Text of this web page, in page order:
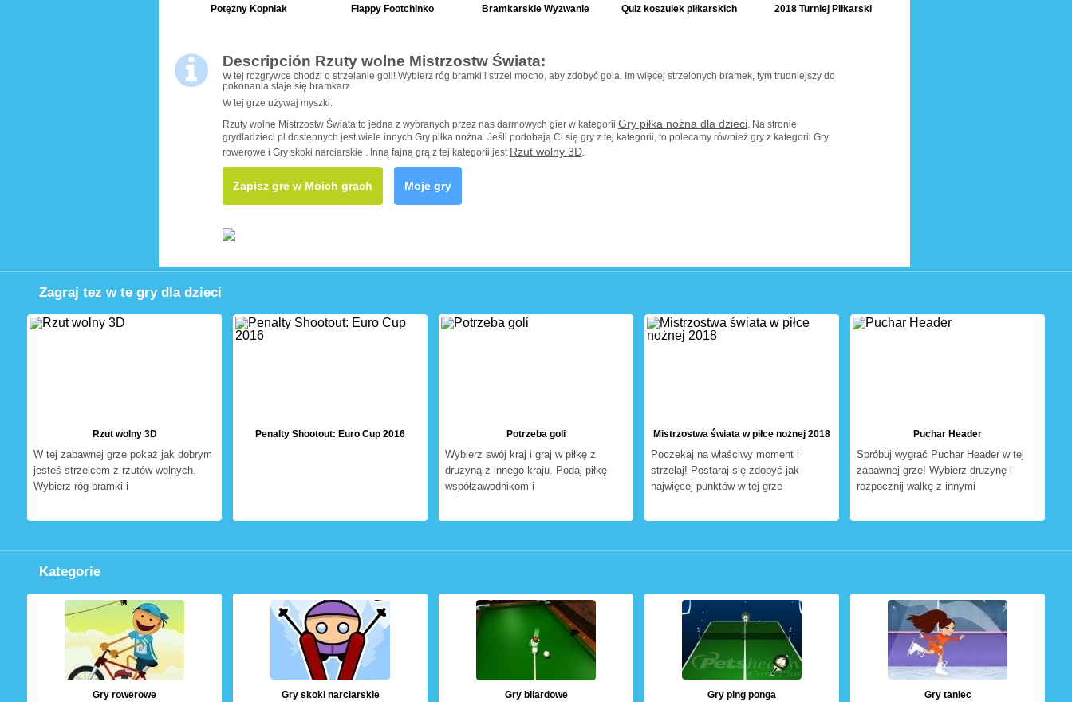
Potężny Kopniak Flappy Footchinko Bramkarskie Wyzwanie Quiz koszulek piłkarskich 2018 Turniej Piłkarski
Descripción Rzuty wolne Mistrzostw Świata:
W tej rozgrywce chodzi o strzelanie goli! Wybierz róg bramki i strzel mocno, aby zdobyć gola. Im więcej strzelonych bramek, tym trudniejszy do
pokonania staje się bramkarz.
W tej grze używaj myszki.
Rzuty wolne Mistrzostw Świata to jedna z wybranych przez nas darmowych gier w kategorii Gry piłka nożna dla dzieci. Na stronie
grydladzieci.pl dostępnych jest wiele innych Gry piłka nożna. Jeśli podobają Ci się gry z tej kategorii, to polecamy również gry z kategorii Gry
rowerowe i Gry skoki narciarskie . Inną fajną grą z tej kategorii jest Rzut wolny 3D.
Zapisz gre w Moich grach Moje gry
Zagraj tez w te gry dla dzieci
Rzut wolny 3D
W tej zabawnej grze pokaż jak dobrym
jesteś strzelcem z rzutów wolnych.
Wybierz róg bramki i
Penalty Shootout: Euro Cup 2016 Potrzeba goli
Wybierz swój kraj i graj w piłkę z
drużyną z innego kraju. Podaj piłkę
współzawodnikom i
Mistrzostwa świata w piłce nożnej 2018
Poczekaj na właściwy moment i
strzelaj! Postaraj się zdobyć jak
najwięcej punktów w tej grze
Puchar Header
Spróbuj wygrać Puchar Header w tej
zabawnej grze! Wybierz drużynę i
rozpocznij walkę z innymi
Kategorie
Gry rowerowe Gry skoki narciarskie Gry bilardowe Gry ping ponga Gry taniec